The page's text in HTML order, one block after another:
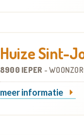
Huize Sint-
8900 IEPER -
meer informatie